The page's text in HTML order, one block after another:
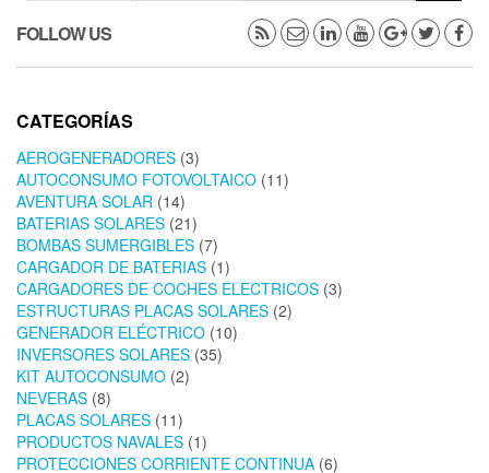
FOLLOW US
CATEGORÍAS
AEROGENERADORES (3)
AUTOCONSUMO FOTOVOLTAICO (11)
AVENTURA SOLAR (14)
BATERIAS SOLARES (21)
BOMBAS SUMERGIBLES (7)
CARGADOR DE BATERIAS (1)
CARGADORES DE COCHES ELECTRICOS (3)
ESTRUCTURAS PLACAS SOLARES (2)
GENERADOR ELÉCTRICO (10)
INVERSORES SOLARES (35)
KIT AUTOCONSUMO (2)
NEVERAS (8)
PLACAS SOLARES (11)
PRODUCTOS NAVALES (1)
PROTECCIONES CORRIENTE CONTINUA (6)